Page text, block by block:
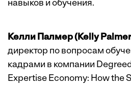
навыков и обучения.
Келли Палмер (Kelly
директор по вопросам
кадрами в компании
Expertise Economy: How the